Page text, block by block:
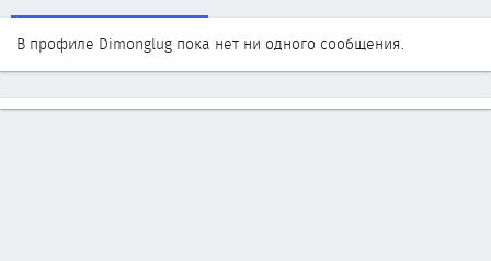
В профиле Dimonglug пока нет ни одного сообщения.